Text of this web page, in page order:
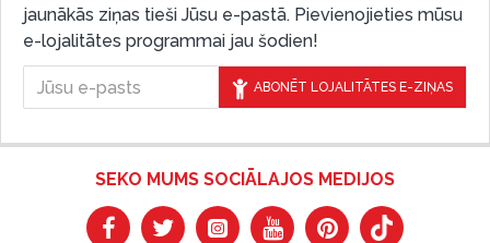
jaunākās ziņas tieši Jūsu e-pastā. Pievienojieties mūsu
e-lojalitātes programmai jau šodien!
ABONĒT LOJALITĀTES E-ZIŅAS
SEKO MUMS SOCIĀLAJOS MEDIJOS